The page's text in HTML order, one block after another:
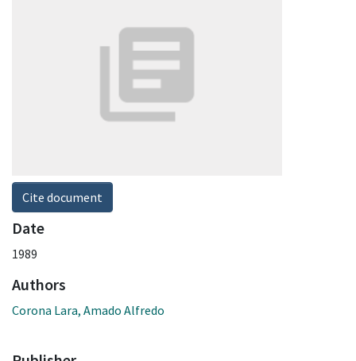
Cite document
Date
1989
Authors
Corona Lara, Amado Alfredo